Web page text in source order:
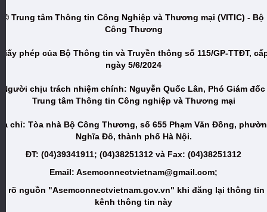
© Trung tâm Thông tin Công Nghiệp và Thương mại (VITIC) - Bộ
Công Thương
phép của Bộ Thông tin và Truyền thông số 115/GP-TTĐT,
ngày 5/6/2024
Người chịu trách nhiệm chính: Nguyễn Quốc Lân, Phó Giám đốc
Trung tâm Thông tin Công nghiệp và Thương mại
chỉ: Tòa nhà Bộ Công Thương, số 655 Phạm Văn Đồng,
Nghĩa Đô, thành phố Hà Nội.
ĐT: (04)39341911; (04)38251312 và Fax: (04)38251312
Email: Asemconnectvietnam@gmail.com;
rõ nguồn "Asemconnectvietnam.gov.vn" khi đăng lại thông tin
kênh thông tin này